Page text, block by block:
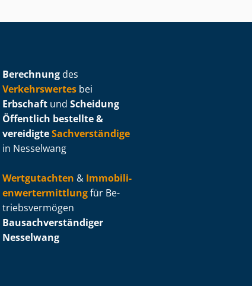
Berechnung des
Verkehrswertes bei
Erbschaft und Scheidung
Öffentlich bestellte &
vereidigteSachverständige
in Nesselwang
Wertgutachten & Im­mo­bi­li­
en­wert­ermitt­lungfür Be­
triebs­ver­mö­gen
Bau­sach­ver­stän­di­ger
Nesselwang